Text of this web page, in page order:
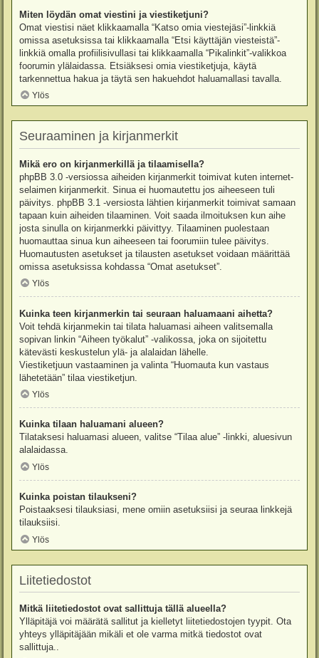
Miten löydän omat viestini ja viestiketjuni?
Omat viestisi näet klikkaamalla “Katso omia viestejäsi”-linkkiä
omissa asetuksissa tai klikkaamalla “Etsi käyttäjän viesteistä”-
linkkiä omalla profiilisivullasi tai klikkaamalla “Pikalinkit”-valikkoa
foorumin ylälaidassa. Etsiäksesi omia viestiketjuja, käytä
tarkennettua hakua ja täytä sen hakuehdot haluamallasi tavalla.
Ylös
Seuraaminen ja kirjanmerkit
Mikä ero on kirjanmerkillä ja tilaamisella?
phpBB 3.0 -versiossa aiheiden kirjanmerkit toimivat kuten internet-
selaimen kirjanmerkit. Sinua ei huomautettu jos aiheeseen tuli
päivitys. phpBB 3.1 -versiosta lähtien kirjanmerkit toimivat samaan
tapaan kuin aiheiden tilaaminen. Voit saada ilmoituksen kun aihe
josta sinulla on kirjanmerkki päivittyy. Tilaaminen puolestaan
huomauttaa sinua kun aiheeseen tai foorumiin tulee päivitys.
Huomautusten asetukset ja tilausten asetukset voidaan määrittää
omissa asetuksissa kohdassa “Omat asetukset”.
Ylös
Kuinka teen kirjanmerkin tai seuraan haluamaani aihetta?
Voit tehdä kirjanmekin tai tilata haluamasi aiheen valitsemalla
sopivan linkin “Aiheen työkalut” -valikossa, joka on sijoitettu
kätevästi keskustelun ylä- ja alalaidan lähelle.
Viestiketjuun vastaaminen ja valinta “Huomauta kun vastaus
lähetetään” tilaa viestiketjun.
Ylös
Kuinka tilaan haluamani alueen?
Tilataksesi haluamasi alueen, valitse “Tilaa alue” -linkki, aluesivun
alalaidassa.
Ylös
Kuinka poistan tilaukseni?
Poistaaksesi tilauksiasi, mene omiin asetuksiisi ja seuraa linkkejä
tilauksiisi.
Ylös
Liitetiedostot
Mitkä liitetiedostot ovat sallittuja tällä alueella?
Ylläpitäjä voi määrätä sallitut ja kielletyt liitetiedostojen tyypit. Ota
yhteys ylläpitäjään mikäli et ole varma mitkä tiedostot ovat
sallittuja..